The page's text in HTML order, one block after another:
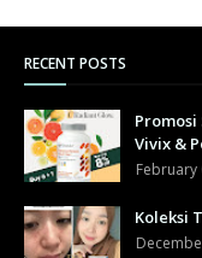
RECENT POSTS
Promosi
Vivix &
February
Koleksi